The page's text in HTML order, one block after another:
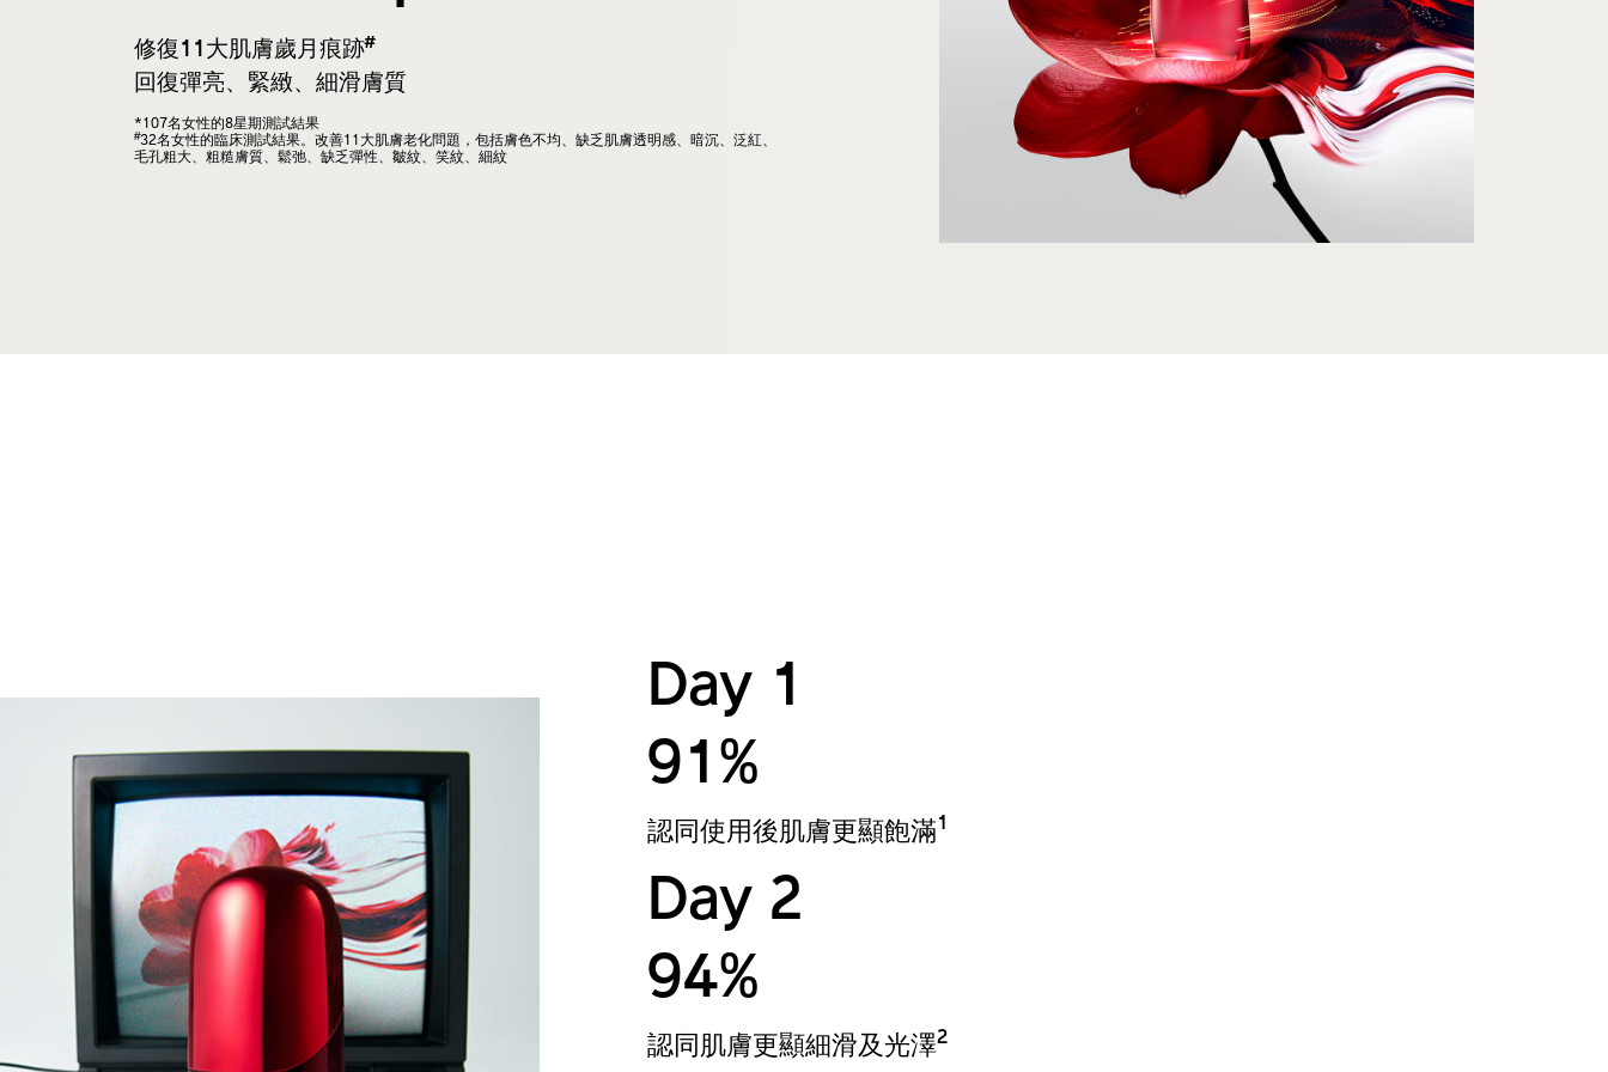
修復11大肌膚歲月痕跡#
回復彈亮、緊緻、細滑膚質
*107名女性的8星期測試結果
#32名女性的臨床測試結果。改善11大肌膚老化問題，包括膚色不均、缺乏肌膚透明感、暗沉、泛紅、
毛孔粗大、粗糙膚質、鬆弛、缺乏彈性、皺紋、笑紋、細紋
Day 1
91%
認同使用後肌膚更顯飽滿1
Day 2
94%
認同肌膚更顯細滑及光澤2